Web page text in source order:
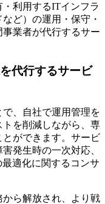
利用するITインフラ
ど）の運用・保守・
業者が代行するサー
代行するサービ
、自社で運用管理を
を削減しながら、専
ができます。サービ
発生時の一次対応、
適化に関するコンサ
ら解放され、より戦